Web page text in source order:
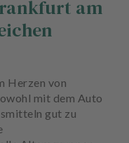
am
Herzen von
mit dem Auto
gut zu